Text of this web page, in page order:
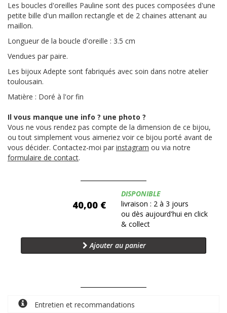
Les boucles d'oreilles Pauline sont des puces composées d'une
petite bille d'un maillon rectangle et de 2 chaines attenant au
maillon.
Longueur de la boucle d'oreille : 3.5 cm
Vendues par paire.
Les bijoux Adepte sont fabriqués avec soin dans notre atelier
toulousain.
Matière : Doré à l'or fin
Il vous manque une info ? une photo ?
Vous ne vous rendez pas compte de la dimension de ce bijou,
ou tout simplement vous aimeriez voir ce bijou porté avant de
vous décider. Contactez-moi par instagram ou via notre
formulaire de contact.
40,00 €
Disponibilité:
DISPONIBLE
livraison : 2 à 3 jours
ou dès aujourd'hui en click
& collect
Ajouter au panier
Entretien et recommandations